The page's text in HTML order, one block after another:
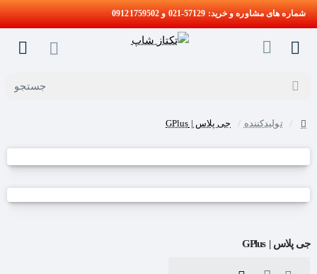
شماره های مشاوره و خرید: 57129-021 و 09121759502
جستجو
تولیدکننده جی پلاس | GPlus
جی پلاس | GPlus